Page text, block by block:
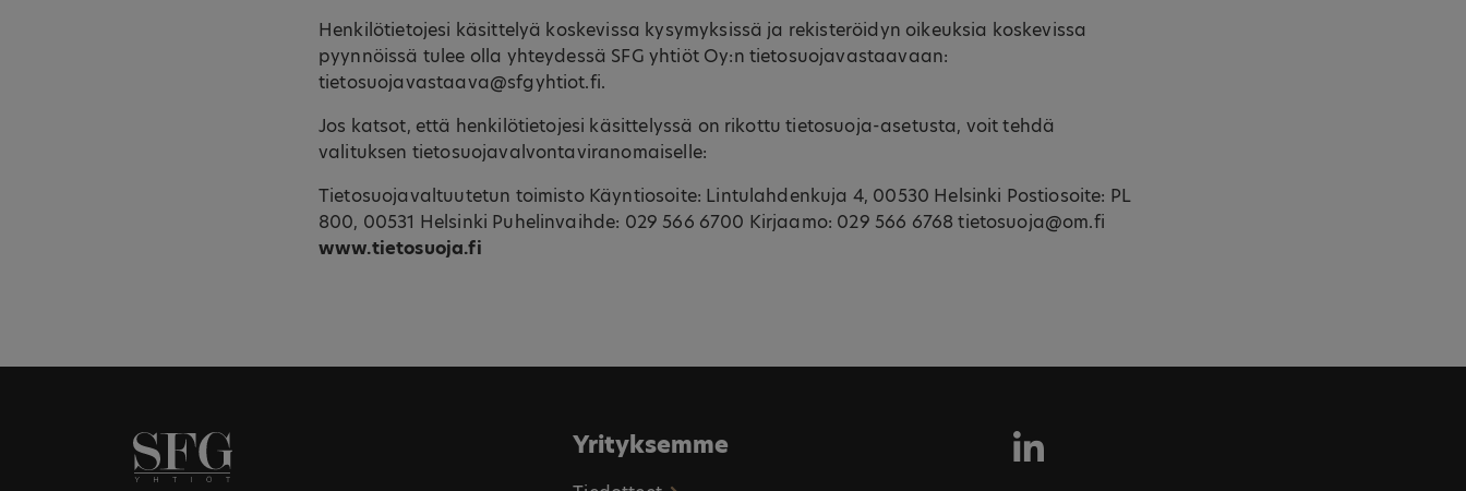
Henkilötietojesi käsittelyä koskevissa kysymyksissä ja rekisteröidyn oikeuksia koskevissa
pyynnöissä tulee olla yhteydessä SFG yhtiöt Oy:n tietosuojavastaavaan:
tietosuojavastaava@sfgyhtiot.fi.
Jos katsot, että henkilötietojesi käsittelyssä on rikottu tietosuoja-asetusta, voit tehdä
valituksen tietosuojavalvontaviranomaiselle:
Tietosuojavaltuutetun toimisto Käyntiosoite: Lintulahdenkuja 4, 00530 Helsinki Postiosoite: PL
800, 00531 Helsinki Puhelinvaihde: 029 566 6700 Kirjaamo: 029 566 6768 tietosuoja@om.fi
www.tietosuoja.fi
Yrityksemme Seuraa SFG Yhtiöitä